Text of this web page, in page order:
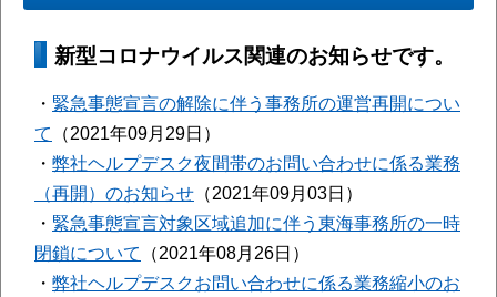
新型コロナウイルス関連のお知らせです。
・ 緊急事態宣言の解除に伴う事務所の運営再開につい
て （2021年09月29日）
・ 弊社ヘルプデスク夜間帯のお問い合わせに係る業務
（再開）のお知らせ （2021年09月03日）
・ 緊急事態宣言対象区域追加に伴う東海事務所の一時
閉鎖について （2021年08月26日）
・ 弊社ヘルプデスクお問い合わせに係る業務縮小のお